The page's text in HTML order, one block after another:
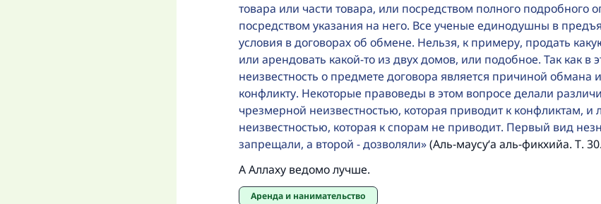
товара или части товара, или посредством полного подробного
посредством указания на него. Все ученые единодушны в
условия в договорах об обмене. Нельзя, к примеру, продать
или арендовать какой-то из двух домов, или подобное. Так как в
неизвестность о предмете договора является причиной обмана
конфликту. Некоторые правоведы в этом вопросе делали
чрезмерной неизвестностью, которая приводит к конфликтам, и
неизвестностью, которая к спорам не приводит. Первый вид
запрещали, а второй - дозволяли (Аль-маусу‘а аль-фикхийа. Т.
А Аллаху ведомо лучше.
Аренда и нанимательство